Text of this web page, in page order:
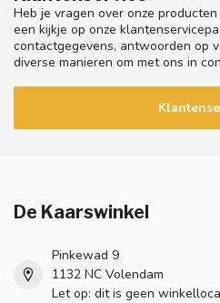
Heb je vragen over onze
een kijkje op onze
contactgegevens, antwoorden op
diverse manieren om met ons in
De Kaarswinkel
Pinkewad 9
1132 NC Volendam
Let op: dit is geen